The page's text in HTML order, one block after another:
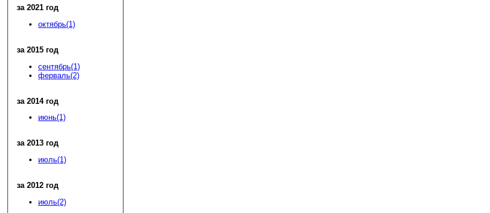
за 2021 год
октябрь(1)
за 2015 год
сентябрь(1)
ферваль(2)
за 2014 год
июнь(1)
за 2013 год
июль(1)
за 2012 год
июль(2)